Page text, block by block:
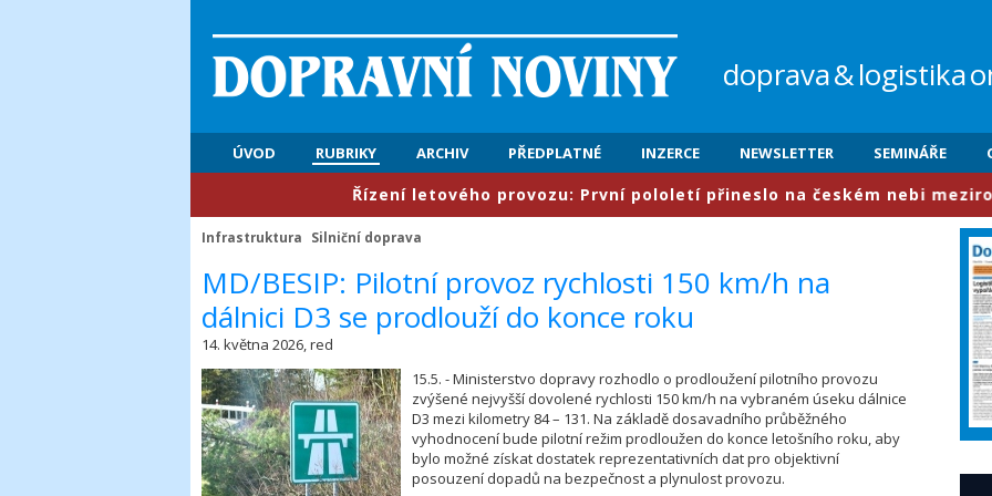
doprava&logistika
ÚVOD RUBRIKY ARCHIV PŘEDPLATNÉ INZERCE NEWSLETTER SEMINÁŘE
​Řízení letového provozu: První pololetí přineslo na českém nebi meziročně
Infrastruktura Silniční doprava
​MD/BESIP: Pilotní provoz rychlosti 150 km/h na
dálnici D3 se prodlouží do konce roku
14. května 2026, red
15.5. - Ministerstvo dopravy rozhodlo o prodloužení pilotního provozu
zvýšené nejvyšší dovolené rychlosti 150 km/h na vybraném úseku dálnice
D3 mezi kilometry 84 – 131. Na základě dosavadního průběžného
vyhodnocení bude pilotní režim prodloužen do konce letošního roku, aby
bylo možné získat dostatek reprezentativních dat pro objektivní
posouzení dopadů na bezpečnost a plynulost provozu.